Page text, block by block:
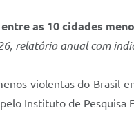
as 10 cidades
relatório anual com
violentas do Brasil
Instituto de Pesquisa